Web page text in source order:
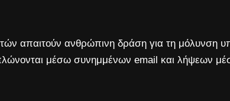
απαιτούν ανθρώπινη δράση για τη μόλυνση
μέσω συνημμένων email και λήψεων